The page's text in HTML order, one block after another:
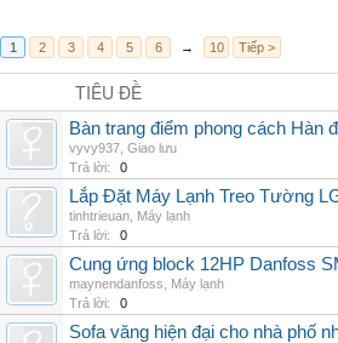
1 2 3 4 5 6 → 10 Tiếp >
TIÊU ĐỀ
Bàn trang điểm phong cách Hàn
vyvy937 Giao lưu
Trả lời:
0
Lắp Đặt Máy Lạnh Treo Tường
tinhtrieuan Máy lạnh
Trả lời:
0
Cung ứng block 12HP Danfoss
maynendanfoss
Máy lạnh
Trả lời:
0
Sofa văng hiện đại cho nhà phố